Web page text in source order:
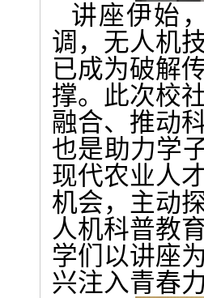
讲座伊始
调，无人机
已成为破解
撑。此次校
融合、推动
也是助力学
现代农业人
机会，主动
人机科普教
学们以讲座
兴注入青春